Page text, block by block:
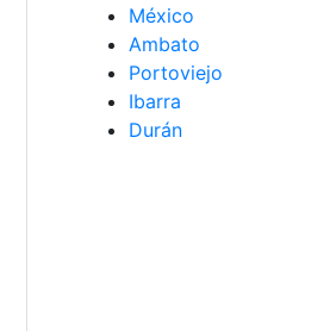
México
Ambato
Portoviejo
Ibarra
Durán